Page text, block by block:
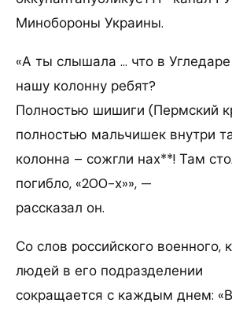
Минобороны Украины.
«А ты слышала … что в
нашу колонну ребят?
Полностью шишиги (Пермский
полностью мальчишек внутри
колонна – сожгли нах**! Там
погибло, «200-х»», —
рассказал он.
Со слов российского военного,
людей в его подразделении
сокращается с каждым днем: